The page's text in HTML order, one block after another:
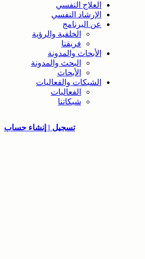
العلاج النفسي
الإرشاد النفسي
عن البرنامج
الخلفية والرؤية
فريقنا
الأبحاث والمدونة
البحث والمدونة
الأبحاث
الشبكات والفعاليات
الفعاليات
شبكاتنا
تسجيل | إنشاء حساب